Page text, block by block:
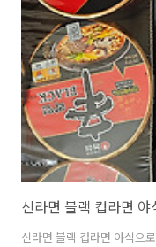
지고 있습니다. 광학 먼지
에 들어간 기능이긴 한데요.
세서리도 나오고 있어서 이
합니다..
신라면 블랙 컵라면
신라면 블랙 컵라면 야식으